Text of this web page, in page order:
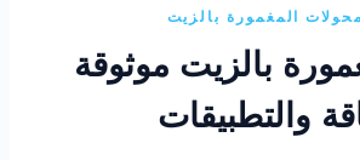
المغمورة بالزيت
بالزيت موثوقة
والتطبيقات